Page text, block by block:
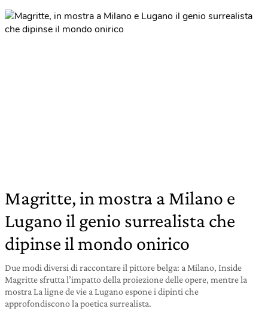
Magritte, in mostra a Milano e
Lugano il genio surrealista che
dipinse il mondo onirico
Due modi diversi di raccontare il pittore belga: a Milano, Inside
Magritte sfrutta l’impatto della proiezione delle opere, mentre la
mostra La ligne de vie a Lugano espone i dipinti che
approfondiscono la poetica surrealista.